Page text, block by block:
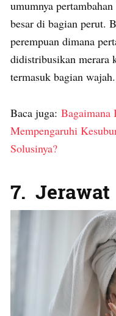
umumnya
besar di bagian perut.
perempuan dimana
didistribusikan merara
termasuk bagian wajah.
Baca juga: Bagaimana
Mempengaruhi
Solusinya?
7. Jerawat